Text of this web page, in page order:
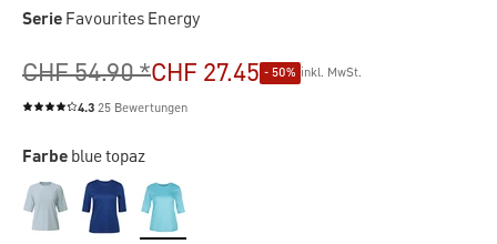
Serie Favourites Energy
CHF 54.90 *CHF 27.45 - 50% inkl. MwSt.
Durchschnittliche Bewertung von 4.3 von 5 Sternen
4.3 25 Bewertungen
Farbe blue topaz